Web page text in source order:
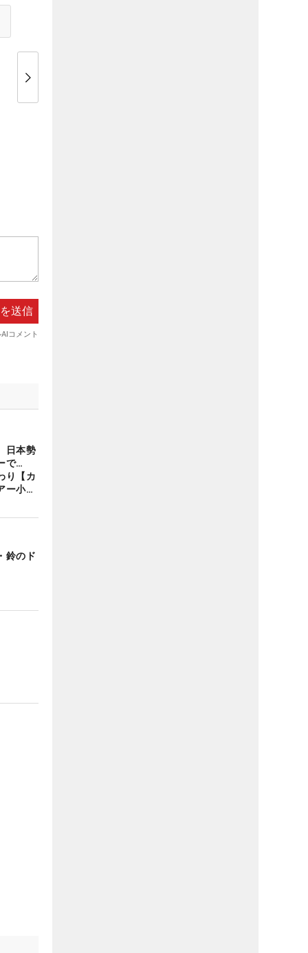
日本勢
で…
り【カ
ー小
鈴のド